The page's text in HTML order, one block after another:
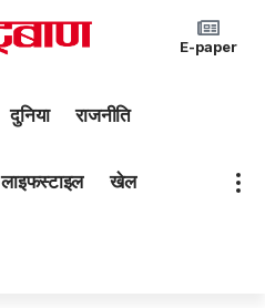
E-paper
दुनिया राजनीति
लाइफस्टाइल खेल